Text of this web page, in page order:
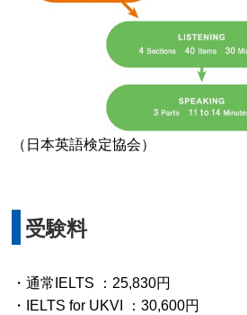
（日本英語検定協会）
受験料
・通常IELTS ：25,830円
・IELTS for UKVI ：30,600円